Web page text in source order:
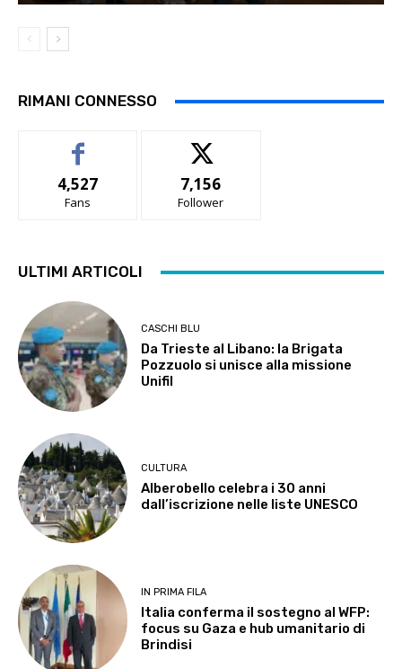
RIMANI CONNESSO
4,527
Fans
7,156
Follower
ULTIMI ARTICOLI
CASCHI BLU
Da Trieste al Libano: la Brigata
Pozzuolo si unisce alla missione
Unifil
CULTURA
Alberobello celebra i 30 anni
dall’iscrizione nelle liste UNESCO
IN PRIMA FILA
Italia conferma il sostegno al WFP:
focus su Gaza e hub umanitario di
Brindisi